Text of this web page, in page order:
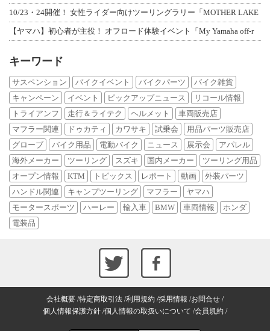
10/23・24開催！ 女性ライダー向けツーリングラリー「MOTHER LAKE
【ヤマハ】初心者が主役！ オフロード体験イベント「My Yamaha off-r
キーワード
サスペンション バイクイベント バイクパーツ
バイク雑貨
キャンペーン
イベント ピックアップニュース
リコール情報
トライアンフ
走行＆ライテク ヘルメット
車両販売店
マフラー関連
ドゥカティ カワサキ 試乗会
用品パーツ販売店
グローブ
バイク用品 電動バイク ニュース 展示会
アパレル
海外メーカー
ツーリング スズキ 国内メーカー
ツーリング用品
オープン情報
KTM トピックス レポート 動画
外装パーツ
ハンドル関連
キャンプツーリング マフラー
ヤマハ
モータースポーツ
ハーレー 輸入車 BMW 車両情報
ホンダ
電装品
会社概要 特定商取引法 利用規約 採用情報 お問合せ
個人情報保護方針 個人情報の取扱いについて 会員規約